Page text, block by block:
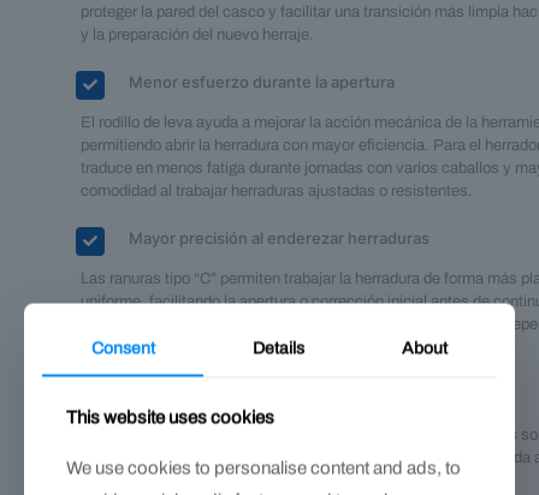
proteger la pared del casco y facilitar una transición más limpia
y la preparación del nuevo herraje.
Menor esfuerzo durante la apertura
El rodillo de leva ayuda a mejorar la acción mecánica de la
permitiendo abrir la herradura con mayor eficiencia. Para el
traduce en menos fatiga durante jornadas con varios caballos y
comodidad al trabajar herraduras ajustadas o resistentes.
Mayor precisión al enderezar herraduras
Las ranuras tipo “C” permiten trabajar la herradura de forma más
uniforme, facilitando la apertura o corrección inicial antes de
proceso de ajuste. Esto aporta orden al flujo de trabajo y evita
fuerza excesiva.
El acero cromo-vanadio forjado está pensado para herramientas
presión, torsión y uso frecuente. Esta construcción robusta ayuda
la funcionalidad de la tenaza en rutinas de trabajo exigentes.
Consent Details About
This website uses cookies
We use cookies to personalise content and ads, to